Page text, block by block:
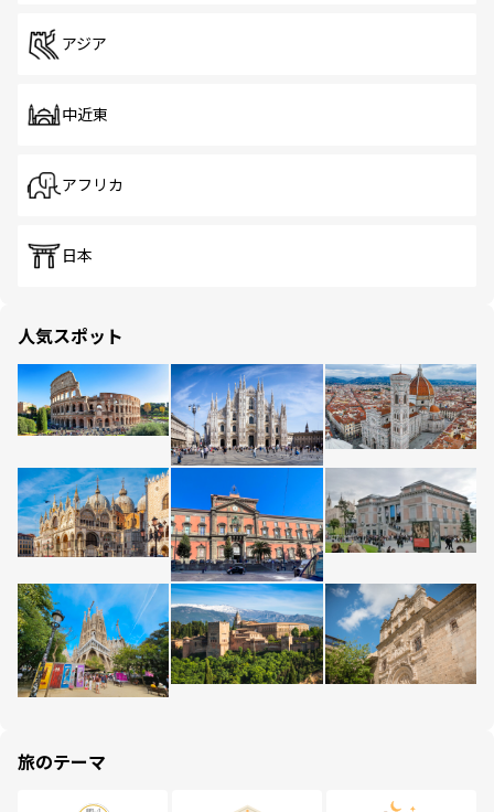
アジア
中近東
アフリカ
日本
人気スポット
旅のテーマ